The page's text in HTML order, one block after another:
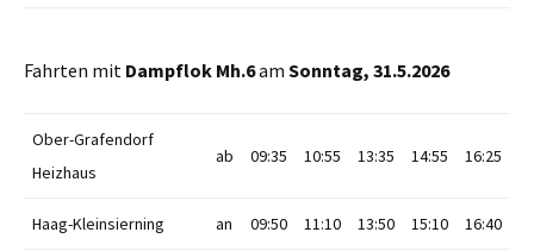
Fahrten mit Dampflok Mh.6am Sonntag, 31.5.2026
Ober-Grafendorf
Heizhaus
ab 09:35 10:55 13:35 14:55 16:25
Haag-Kleinsierning an 09:50 11:10 13:50 15:10 16:40